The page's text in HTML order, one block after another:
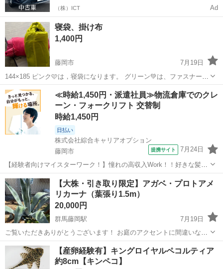
（株）ICT Ad
寝袋、掛け布
1,400円
藤岡市
7月19日
144×185 ピンク🩷は，寝袋になります。 グリーン💚は、ファスナーが
壊れている為、平掛けに！ 実際には，外で使用はしていませんが，洗
濯済みで，保存状態でした。 キャンプ🏕️に，車内用掛け布に。 ファ
スナーが壊れてい...
群馬 藤岡市 その他
≪時給1,450円・派遣社員≫物流倉庫でのクレ
ーン・フォークリフト 交替制
時給1,450円
日払い
株式会社綜合キャリアオプション
藤岡市
提携サイト 7月24日
【経験者向けマイスターワーク！】憧れの高収入Work！！好きな髪色
でOK♪ 使い捨てカイロのフォークリフト運搬・入出荷 【業務内容詳
細】 使い捨てカイロ製造に伴うフォークリフト作業原材料・完成品の
運搬リーチフォーク/フ...
群馬 藤岡市 その他
【大株・引き取り限定】アガベ・プロトアメ
リカーナ（葉張り1.5m）
20,000円
群馬藤岡駅
7月19日
ご覧いただきありがとうございます！ お庭のアクセントに間違いな
し！ 圧倒的な存在感を放つ、1m超えのアガベ・プロトアメリカーナ
（大株）です。 存在感抜群のサイズで、これ一つでお庭の雰囲気が一
気にドライガーデンになります⭐...
群馬 藤岡市 群馬藤岡駅 その他
【産卵経験有】キングロイヤルペコルティア
約8cm【キンペコ】